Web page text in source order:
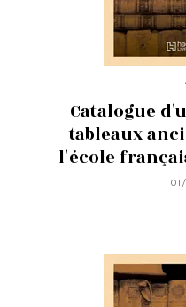
Catalogue
tableaux
l'école